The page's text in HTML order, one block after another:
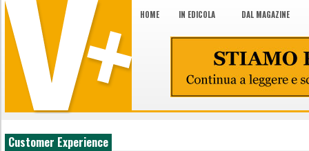
HOME IN EDICOLA DAL MAGAZINE
Customer Experience